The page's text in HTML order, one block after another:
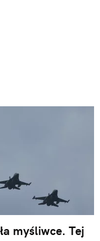
myśliwce. Tej